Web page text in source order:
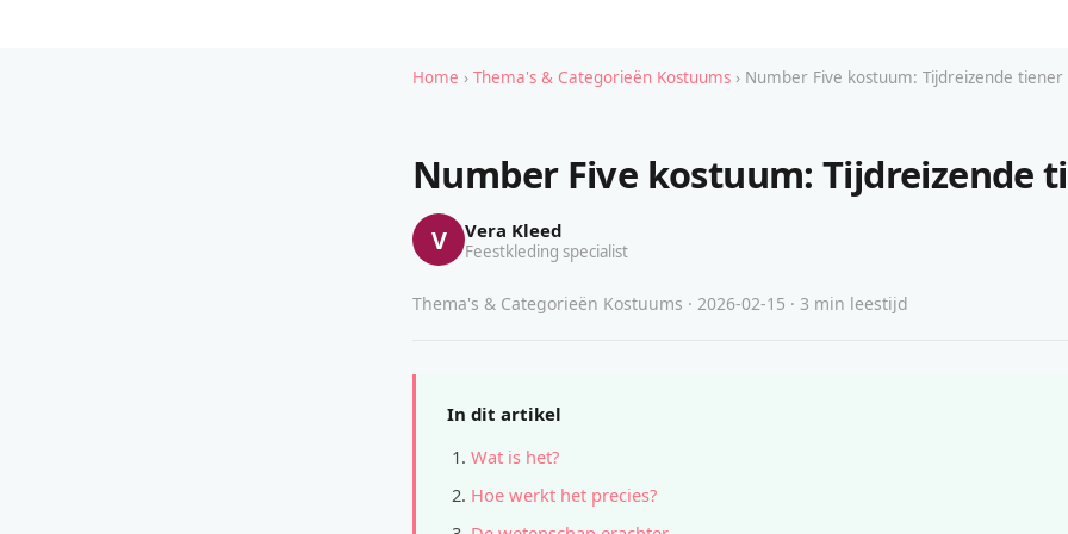
Home › Thema's & Categorieën Kostuums › Number Five kostuum: Tijdreizende tiener
Number Five kostuum: Tijdreizende
V Vera Kleed
Feestkleding specialist
Thema's & Categorieën Kostuums · 2026-02-15 · 3 min leestijd
In dit artikel
Wat is het?
Hoe werkt het precies?